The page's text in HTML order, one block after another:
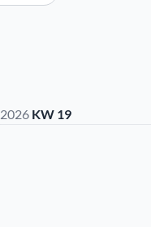
2026 KW 19